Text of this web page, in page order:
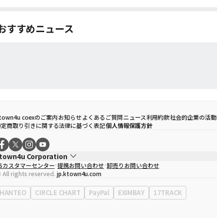
すすめニュース
coexのご案内お知らせよくあるご質問ニュース利用約款社会的企業の活動
商取り引きに関する法律に基づく表記個人情報保護方針
Corporation
取締役
ソン・ヒョミン
業者登録番号120-87-71116
0120-23-7523
務所住所
ソウル特別市江南区永東大路513、3階(三成洞、coex)
カスタマーセンター 提携お問い合わせ 卸売りお問い合わせ
rights reserved. jp.ktown4u.com
HANTEO CIRCLE CHART PayPal EXIMBAY 17TRACK